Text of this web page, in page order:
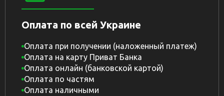
Оплата по всей Украине
Оплата при получении (наложенный платеж)
Оплата на карту Приват Банка
Оплата онлайн (банковской картой)
Оплата по частям
Оплата наличными